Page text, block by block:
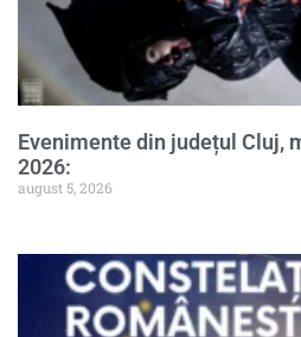
Evenimente din județul Cluj,
2026:
august 5, 2026